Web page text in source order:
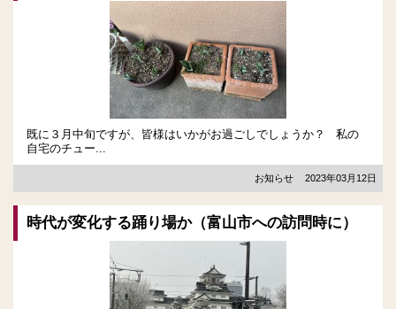
既に３月中旬ですが、皆様はいかがお過ごしでしょうか？ 私の
自宅のチュー...
お知らせ 2023年03月12日
時代が変化する踊り場か（富山市への訪問時に）